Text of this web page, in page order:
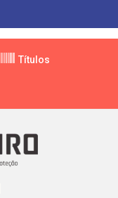
Títulos